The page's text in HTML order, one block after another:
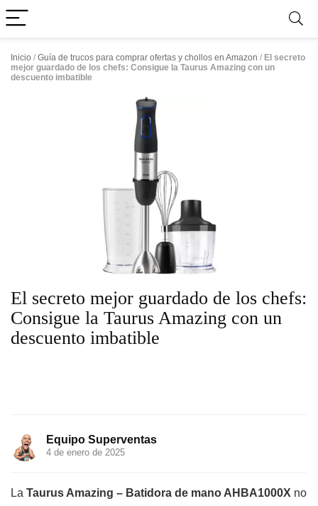
Inicio / Guía de trucos para comprar ofertas y chollos en Amazon / El secreto
mejor guardado de los chefs: Consigue la Taurus Amazing con un
descuento imbatible
El secreto mejor guardado de los chefs:
Consigue la Taurus Amazing con un
descuento imbatible
Equipo Superventas
4 de enero de 2025
La Taurus Amazing – Batidora de mano AHBA1000X no